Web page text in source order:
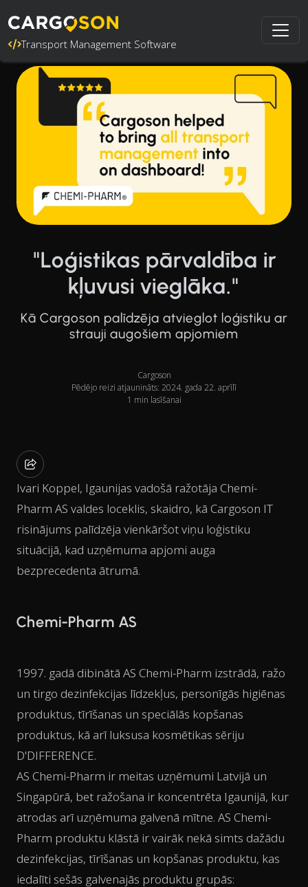
Transport Management Software
"Loģistikas pārvaldība ir
kļuvusi vieglāka."
Kā Cargoson palīdzēja atvieglot loģistiku ar
strauji augošiem apjomiem
Cargoson
Pēdējo reizi atjaunināts: 2024. gada 22. aprīlī
1 min lasīšanai
Ivari Koppel, Igaunijas vadošā ražotāja Chemi-
Pharm AS valdes loceklis, skaidro, kā Cargoson IT
risinājums palīdzēja vienkāršot viņu loģistiku
situācijā, kad uzņēmuma apjomi auga
bezprecedenta ātrumā.
Chemi-Pharm AS
1997. gadā dibinātā AS Chemi-Pharm izstrādā, ražo
un tirgo dezinfekcijas līdzekļus, personīgās higiēnas
produktus, tīrīšanas un speciālās kopšanas
produktus, kā arī luksusa kosmētikas sēriju
D'DIFFERENCE.
AS Chemi-Pharm ir meitas uzņēmumi Latvijā un
Singapūrā, bet ražošana ir koncentrēta Igaunijā, kur
atrodas arī uzņēmuma galvenā mītne. AS Chemi-
Pharm produktu klāstā ir vairāk nekā simts dažādu
dezinfekcijas, tīrīšanas un kopšanas produktu, kas
iedalīti sešās galvenajās produktu grupās: